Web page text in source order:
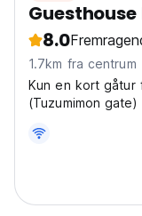
8.0
1.7km fra centrum
Kun en kort gåtur
(Tuzumimon gate)